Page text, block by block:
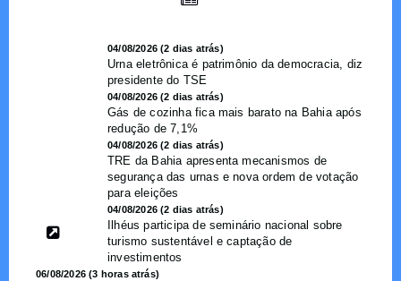
04/08/2026 (2 dias atrás)
Urna eletrônica é patrimônio da democracia, diz
presidente do TSE
04/08/2026 (2 dias atrás)
Gás de cozinha fica mais barato na Bahia após
redução de 7,1%
04/08/2026 (2 dias atrás)
TRE da Bahia apresenta mecanismos de
segurança das urnas e nova ordem de votação
para eleições
04/08/2026 (2 dias atrás)
Ilhéus participa de seminário nacional sobre
turismo sustentável e captação de
investimentos
06/08/2026 (3 horas atrás)